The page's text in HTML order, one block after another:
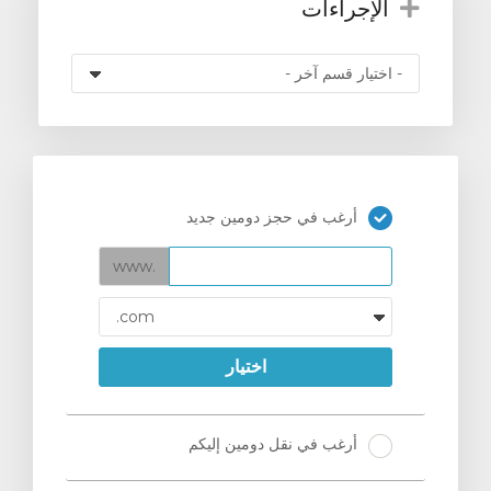
الإجراءات
أرغب في حجز دومين جديد
www.
اختيار
أرغب في نقل دومين إليكم